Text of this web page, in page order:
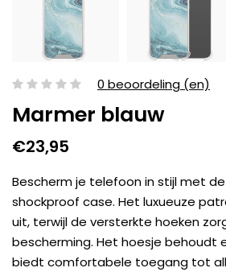
0 beoordeling (en)
Marmer blauw
€23,95
Bescherm je telefoon in stijl met
shockproof case. Het luxueuze
uit, terwijl de versterkte hoeken
bescherming. Het hoesje behoudt
biedt comfortabele toegang tot